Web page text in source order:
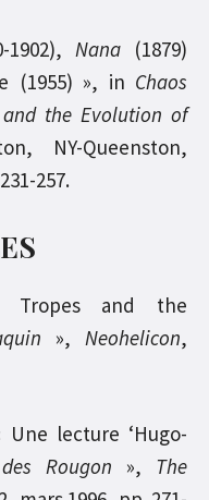
Nana(1879)
(1955) », in Chaos
and the Evolution of
NY-Queenston,
257.
Tropes and the
», Neohelicon,
Une lecture ‘Hugo-
Rougon », The